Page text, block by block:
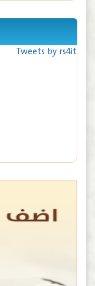
Tweets by rs4it